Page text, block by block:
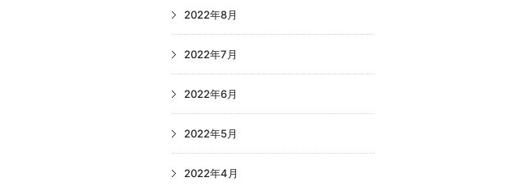
2022年8月
2022年7月
2022年6月
2022年5月
2022年4月